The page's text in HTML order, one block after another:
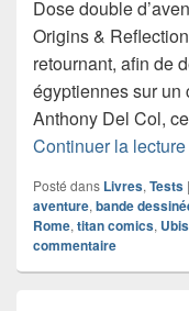
Dose double
Origins &
retournant, afin de
égyptiennes sur un
Anthony Del Col,
Continuer la lecture
Posté dans Livres, Tests |
aventure, bande
Rome, titan comics,
commentaire